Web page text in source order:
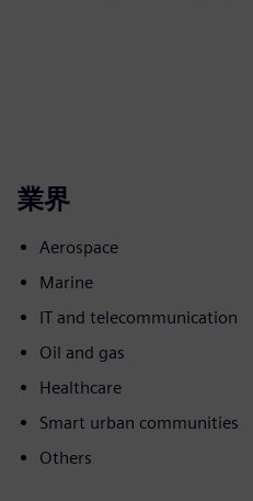
業界
Aerospace
Marine
IT and telecommunication
Oil and gas
Healthcare
Smart urban communities
Others